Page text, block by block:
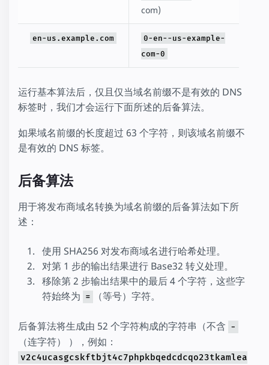
com)
en-us.example.com
0-en--us-example-
com-0
运行基本算法后，仅且仅当域名前缀不是有效的 DNS
标签时，我们才会运行下面所述的后备算法。
如果域名前缀的长度超过 63 个字符，则该域名前缀不
是有效的 DNS 标签。
后备算法
用于将发布商域名转换为域名前缀的后备算法如下所
述：
使用 SHA256 对发布商域名进行哈希处理。
对第 1 步的输出结果进行 Base32 转义处理。
移除第 2 步输出结果中的最后 4 个字符，这些字
符始终为 = （等号）字符。
后备算法将生成由 52 个字符构成的字符串（不含 -
（连字符） ），例如：
v2c4ucasgcskftbjt4c7phpkbqedcdcqo23tkamlea